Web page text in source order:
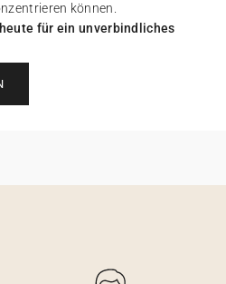
können.
für ein unverbindliches